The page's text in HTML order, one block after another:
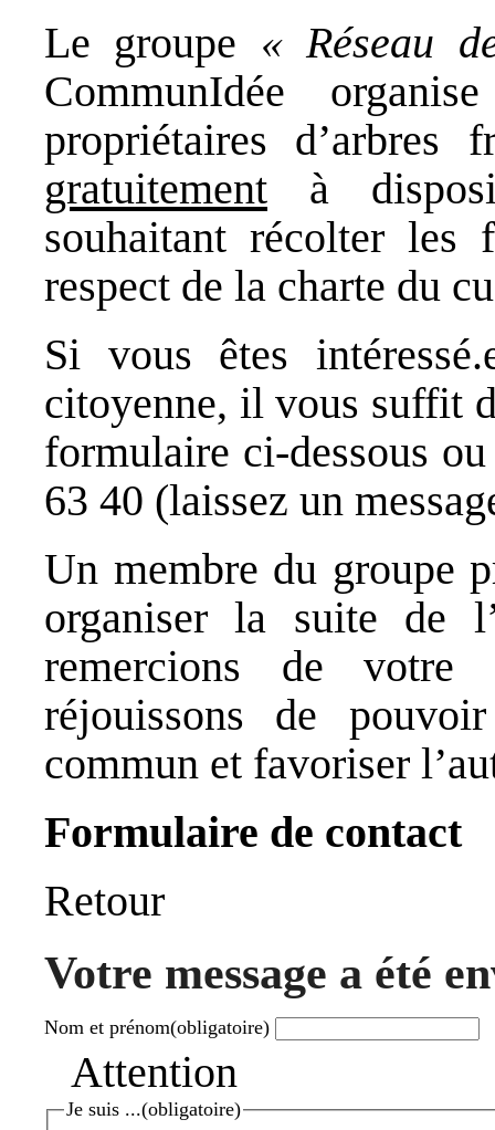
Le groupe « Réseau
CommunIdée
propriétaires
gratuitement à
souhaitant récolter
respect de la charte du
Si vous êtes
citoyenne, il vous suffit
formulaire ci-dessous
63 40 (laissez un
Un membre du groupe
organiser la suite de
remercions de votre
réjouissons de
commun et favoriser
Formulaire de contact
Retour
Votre message a été
Nom et prénom(obligatoire)
Attention
Je suis ...(obligatoire)